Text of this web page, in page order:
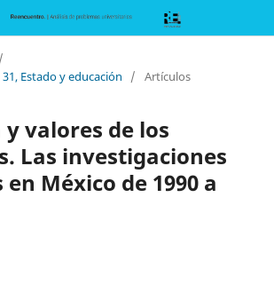
/
Estado y educación
/ Artículos
y valores de los
Las investigaciones
México de 1990 a